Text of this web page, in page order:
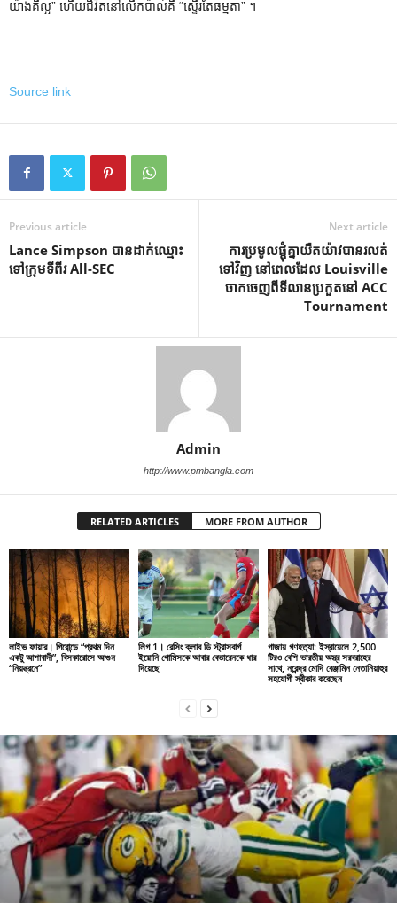
យ៉ាងគឺល្អ” ហើយជីវិតនៅលើកប៉ាល់គឺ “ស្ទើរតែធម្មតា” ។
Source link
Previous article
Lance Simpson បានដាក់ឈ្មោះ
ទៅក្រុមទីពីរ All-SEC
Next article
ការប្រមូលផ្តុំគ្នាយឺតយ៉ាវបានរលត់
ទៅវិញ នៅពេលដែល Louisville
ចាកចេញពីទីលានប្រកួតនៅ ACC
Tournament
Admin
http://www.pmbangla.com
RELATED ARTICLES MORE FROM AUTHOR
লাইভ ফায়ার। গিরোন্ডে “প্রথম দিন
একটু আশাবাদী”, বিসকারোসে আগুন
“নিয়ন্ত্রনে”
লিগ 1। রেসিং ক্লাব ডি স্ট্রাসবার্গ
ইয়োনি গোমিসকে আবার বেভারেনকে ধার
দিয়েছে
গাজায় গণহত্যা: ইস্রায়েলে 2,500
টিরও বেশি ভারতীয় অস্ত্র সরবরাহের
সাথে, নরেন্দ্র মোদি বেঞ্জামিন নেতানিয়াহুর
সহযোগী স্বীকার করেছেন